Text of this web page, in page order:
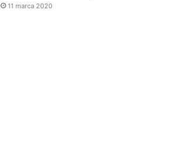
11 marca 2020